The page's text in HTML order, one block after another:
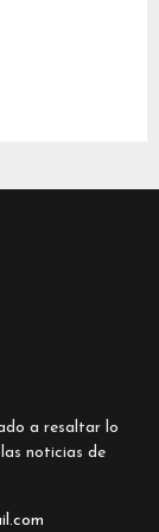
a resaltar lo
noticias de